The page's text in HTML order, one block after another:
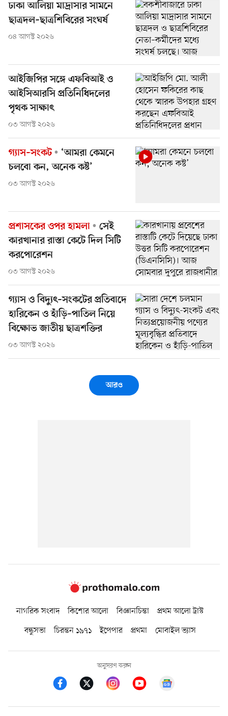
ঢাকা আলিয়া মাদ্রাসার সামনে
ছাত্রদল–ছাত্রশিবিরের সংঘর্ষ
০৪ আগস্ট ২০২৬
আইজিপির সঙ্গে এফবিআই ও
আইসিআরসি প্রতিনিধিদলের
পৃথক সাক্ষাৎ
০৩ আগস্ট ২০২৬
গ্যাস–সংকট
‘আমরা কেমনে
চলবো কন, অনেক কষ্ট’
০৩ আগস্ট ২০২৬
প্রশাসকের ওপর হামলা
সেই
কারখানার রাস্তা কেটে দিল সিটি
করপোরেশন
০৩ আগস্ট ২০২৬
গ্যাস ও বিদ্যুৎ–সংকটের প্রতিবাদে
হারিকেন ও হাঁড়ি–পাতিল নিয়ে
বিক্ষোভ জাতীয় ছাত্রশক্তির
০৩ আগস্ট ২০২৬
আরও
নাগরিক সংবাদ কিশোর আলো বিজ্ঞানচিন্তা
প্রথম আলো ট্রাস্ট
বন্ধুসভা
চিরন্তন ১৯৭১ ইপেপার প্রথমা মোবাইল ভ্যাস
অনুসরণ করুন